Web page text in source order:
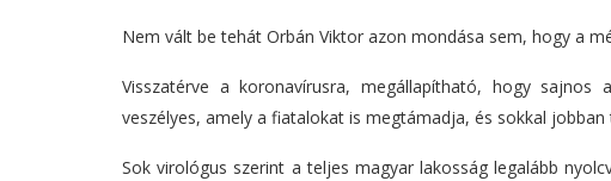
Nem vált be tehát Orbán Viktor azon mondása sem, hogy a
Visszatérve a koronavírusra, megállapítható, hogy
veszélyes, amely a fiatalokat is megtámadja, és sokkal
Sok virológus szerint a teljes magyar lakosság legalább